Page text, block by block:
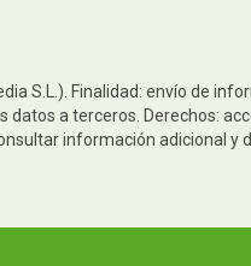
S.L.). Finalidad: envío de
a terceros. Derechos:
información adicional y